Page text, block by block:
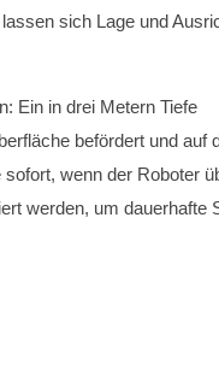
sich Lage und
Ein in drei Metern Tiefe
befördert und auf
wenn der Roboter
werden, um dauerhafte